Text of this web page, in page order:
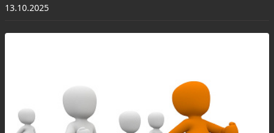
13.10.2025